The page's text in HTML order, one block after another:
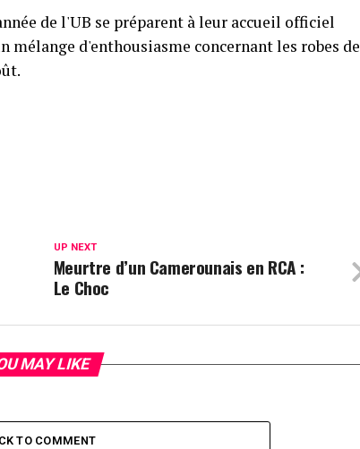
de l'UB se préparent à leur accueil officiel
mélange d'enthousiasme concernant les robes de
UP NEXT
Meurtre d’un Camerounais en RCA :
Le Choc
MAY LIKE
TO COMMENT